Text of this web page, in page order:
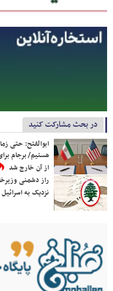
در بحث مشارکت کنید
ابوالفتح: حتی
هستیم/ برجام
از آن خارج شد
راز دشمنی
نزدیک به